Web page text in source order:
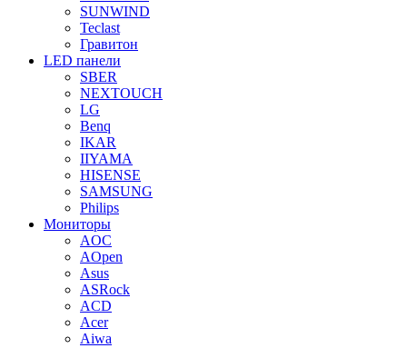
SUNWIND
Teclast
Гравитон
LED панели
SBER
NEXTOUCH
LG
Benq
IKAR
IIYAMA
HISENSE
SAMSUNG
Philips
Мониторы
AOC
AOpen
Asus
ASRock
ACD
Acer
Aiwa